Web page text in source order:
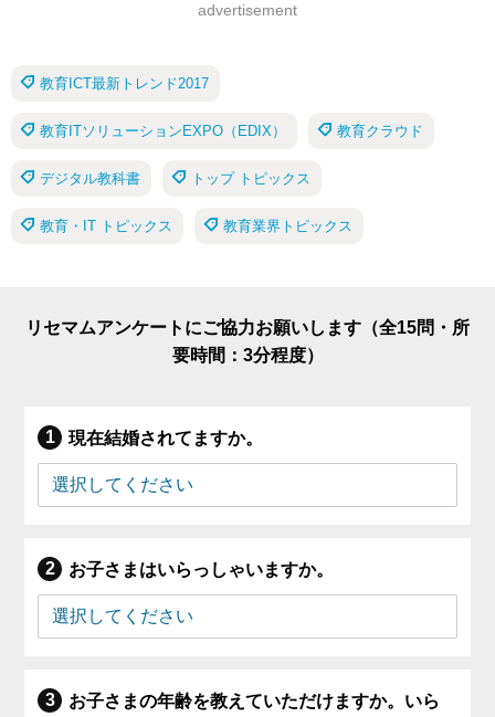
advertisement
教育ICT最新トレンド2017
教育ITソリューションEXPO（EDIX） 教育クラウド
デジタル教科書 トップ トピックス
教育・IT トピックス 教育業界トピックス
リセマムアンケートにご協力お願いします（全15問・所
要時間：3分程度）
現在結婚されてますか。
お子さまはいらっしゃいますか。
お子さまの年齢を教えていただけますか。いら